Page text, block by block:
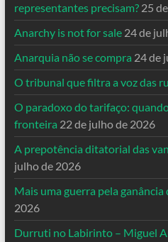
representantes precisam? 25
Anarchy is not for sale 24 de
Anarquia não se compra 24 de
O tribunal que filtra a voz das
O paradoxo do tarifaço:
fronteira 22 de julho de 2026
A prepotência ditatorial das
julho de 2026
Mais uma guerra pela ganância
2026
Durruti no Labirinto – Miguel